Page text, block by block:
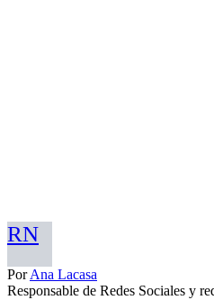
RN
PorAna Lacasa
Responsable de Redes Sociales y